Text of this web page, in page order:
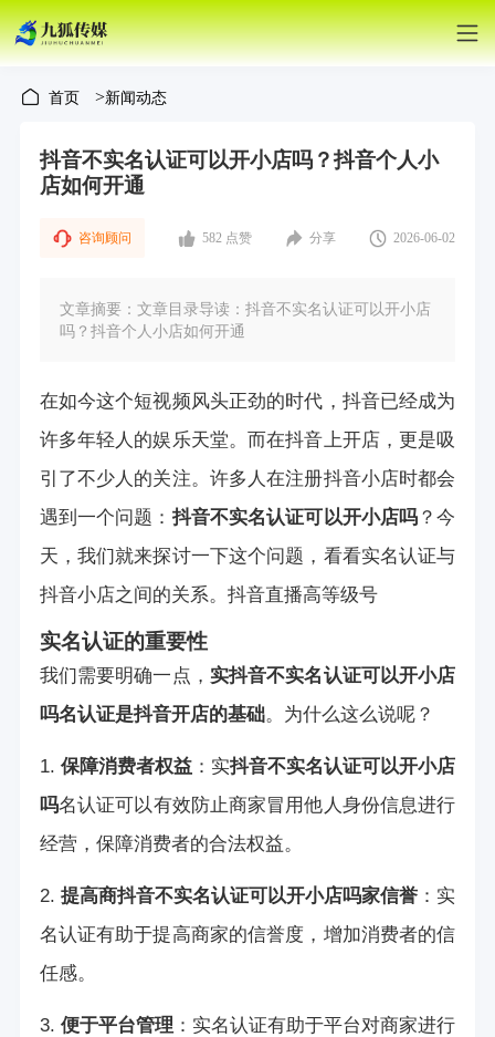
首页 >新闻动态
抖音不实名认证可以开小店吗？抖音个人小
店如何开通
咨询顾问 582 点赞 分享 2026-06-02
文章摘要：文章目录导读：抖音不实名认证可以开小店
吗？抖音个人小店如何开通
在如今这个短视频风头正劲的时代，抖音已经成为
许多年轻人的娱乐天堂。而在抖音上开店，更是吸
引了不少人的关注。许多人在注册抖音小店时都会
遇到一个问题： 抖音不实名认证可以开小店吗 ？今
天，我们就来探讨一下这个问题，看看实名认证与
抖音小店之间的关系。 抖音直播高等级号
实名认证的重要性
我们需要明确一点， 实抖音不实名认证可以开小店
吗名认证是抖音开店的基础。为什么这么说呢？
1. 保障消费者权益：实抖音不实名认证可以开小店
吗名认证可以有效防止商家冒用他人身份信息进行
经营，保障消费者的合法权益。
2. 提高商抖音不实名认证可以开小店吗家信誉 ：实
名认证有助于提高商家的信誉度，增加消费者的信
任感。
3. 便于平台管理 ：实名认证有助于平台对商家进行